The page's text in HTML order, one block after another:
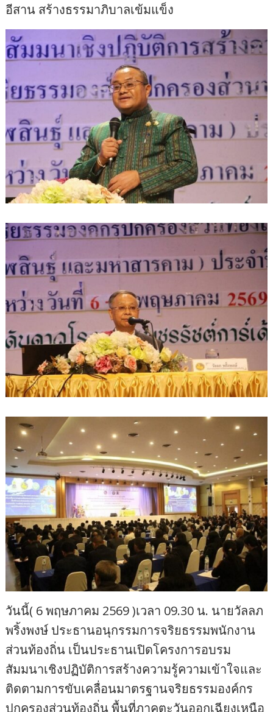
อีสาน สร้างธรรมาภิบาลเข้มแข็ง
วันนี้( 6 พฤษภาคม 2569 )เวลา 09.30 น. นายวัลลภ
พริ้งพงษ์ ประธานอนุกรรมการจริยธรรมพนักงาน
ส่วนท้องถิ่น เป็นประธานเปิดโครงการอบรม
สัมมนาเชิงปฏิบัติการสร้างความรู้ความเข้าใจและ
ติดตามการขับเคลื่อนมาตรฐานจริยธรรมองค์กร
ปกครองส่วนท้องถิ่น พื้นที่ภาคตะวันออกเฉียงเหนือ